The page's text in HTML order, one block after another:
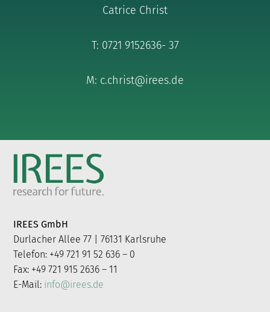
Catrice Christ
T: 0721 9152636- 37
M: c.christ@irees.de
IREES GmbH
Durlacher Allee 77 | 76131 Karlsruhe
Telefon: +49 721 91 52 636 – 0
Fax: +49 721 915 2636 – 11
E-Mail: info@irees.de